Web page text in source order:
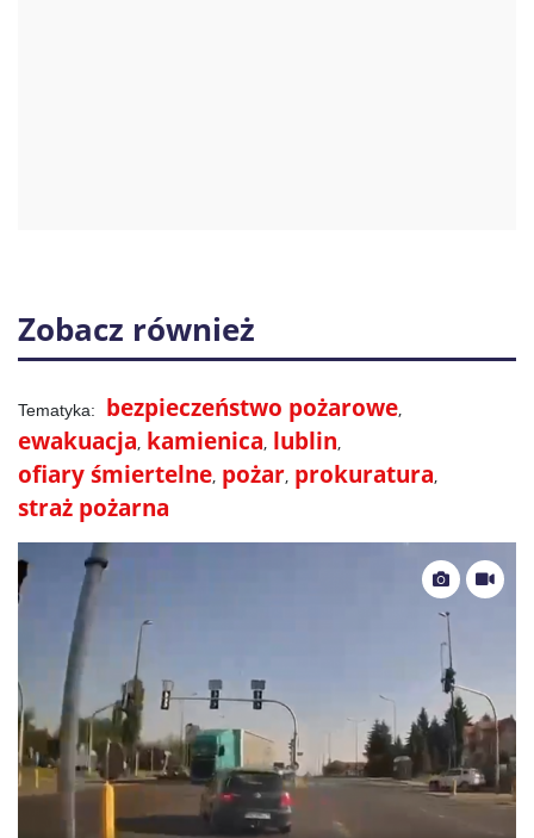
Zobacz również
bezpieczeństwo pożarowe
ewakuacja kamienica lublin
ofiary śmiertelne pożar prokuratura
straż pożarna